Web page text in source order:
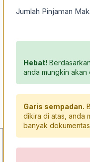
Jumlah Pinjaman
Hebat!
anda mungkin akan
Garis sempadan.
dikira di atas, anda
banyak